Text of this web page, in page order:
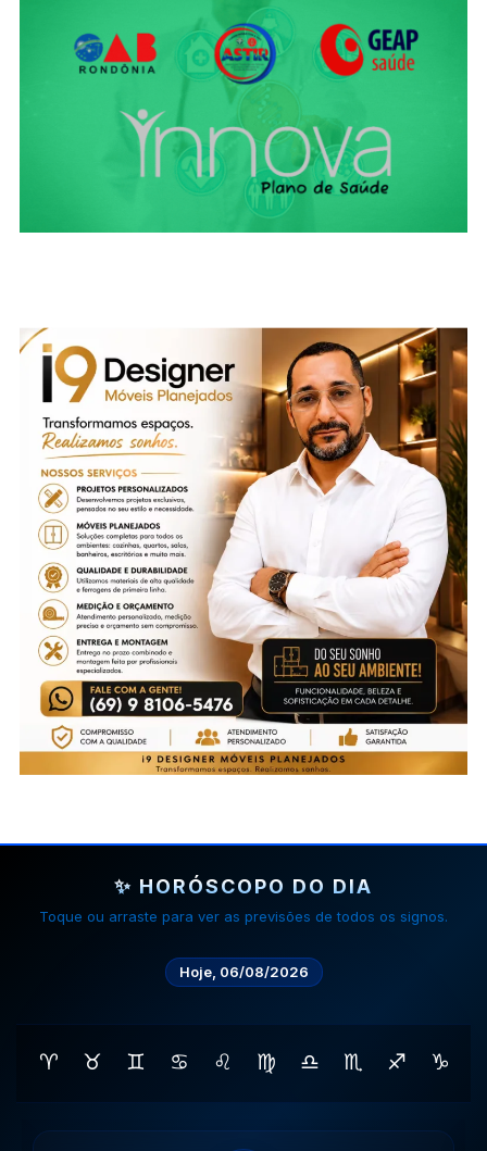
✨ HORÓSCOPO DO DIA
Toque ou arraste para ver as previsões de todos os signos.
Hoje, 06/08/2026
♈ ♉ ♊ ♋ ♌ ♍ ♎ ♏ ♐ ♑